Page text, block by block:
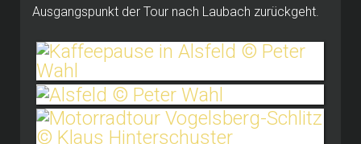
Ausgangspunkt der Tour nach Laubach zurückgeht.